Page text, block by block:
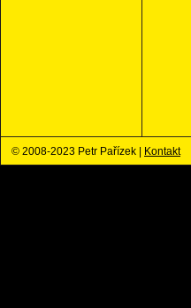
© 2008-2023 Petr Pařízek | Kontakt